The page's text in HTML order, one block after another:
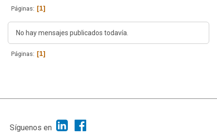
Páginas 1
No hay mensajes publicados todavía.
Páginas 1
|
Síguenos en